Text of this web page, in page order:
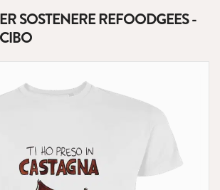
SOSTENERE REFOODGEES -